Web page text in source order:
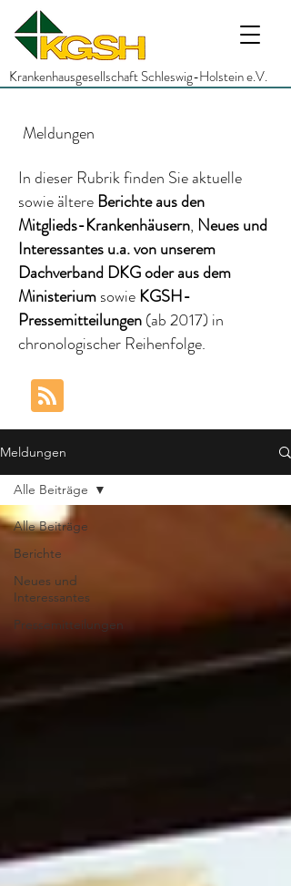
Krankenhausgesellschaft Schleswig-Holstein e.V.
Meldungen
In dieser Rubrik finden Sie aktuelle
sowie ältereBerichteaus den
Mitglieds-Krankenhäusern, Neues und
Interessantesu.a.von unserem
Dachverband DKGoder aus dem
MinisteriumsowieKGSH-
Pressemitteilungen(ab 2017) in
chronologischer Reihenfolge.
Meldungen
Alle Beiträge
Berichte
Neues und
Interessantes
Pressemitteilungen
Alle Beiträge